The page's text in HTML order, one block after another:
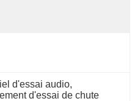
d'essai audio,
d'essai de chute